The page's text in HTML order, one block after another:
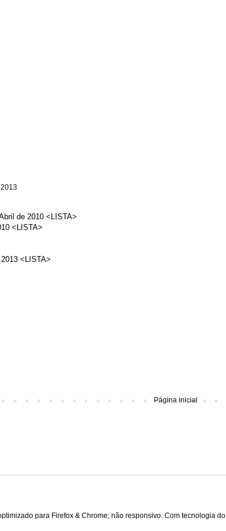
de 2010 < LISTA>
< LISTA>
< LISTA>
Página inicial
para Firefox & Chrome; não responsivo. Com tecnologia do